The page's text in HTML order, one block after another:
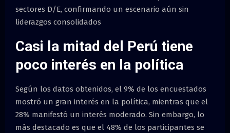
sectores D/E, confirmando un escenario aún sin
liderazgos consolidados
Casi la mitad del Perú tiene
poco interés en la política
Según los datos obtenidos, el 9% de los encuestados
mostró un gran interés en la política, mientras que el
28% manifestó un interés moderado. Sin embargo, lo
más destacado es que el 48% de los participantes se